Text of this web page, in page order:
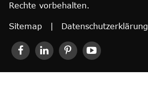
Rechte vorbehalten.
Sitemap Datenschutzerklärung